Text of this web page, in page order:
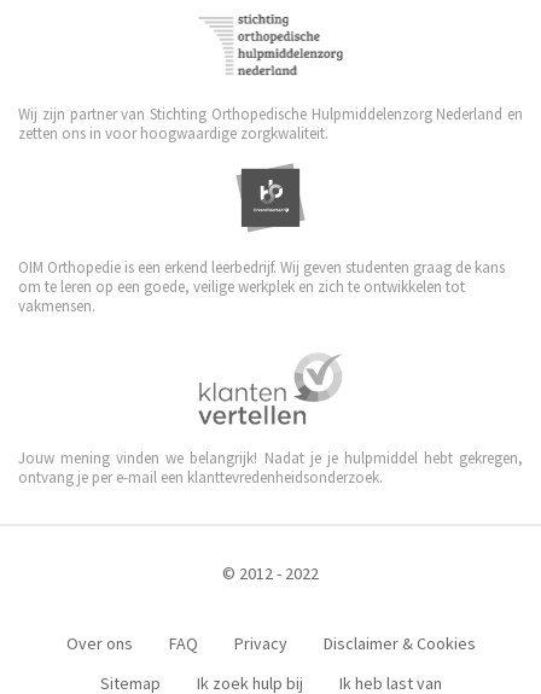
Wij zijn partner van Stichting Orthopedische Hulpmiddelenzorg Nederland en
zetten ons in voor hoogwaardige zorgkwaliteit.
OIM Orthopedie is een erkend leerbedrijf. Wij geven studenten graag de kans
om te leren op een goede, veilige werkplek en zich te ontwikkelen tot
vakmensen.
Jouw mening vinden we belangrijk! Nadat je je hulpmiddel hebt gekregen,
ontvang je per e-mail een klanttevredenheidsonderzoek.
© 2012 - 2022
Over ons FAQ Privacy
Disclaimer & Cookies
Sitemap
Ik zoek hulp bij Ik heb last van